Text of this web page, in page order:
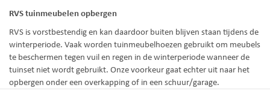
RVS tuinmeubelen opbergen
RVS is vorstbestendig en kan daardoor buiten blijven staan tijdens de
winterperiode. Vaak worden tuinmeubelhoezen gebruikt om meubels
te beschermen tegen vuil en regen in de winterperiode wanneer de
tuinset niet wordt gebruikt. Onze voorkeur gaat echter uit naar het
opbergen onder een overkapping of in een schuur/garage.